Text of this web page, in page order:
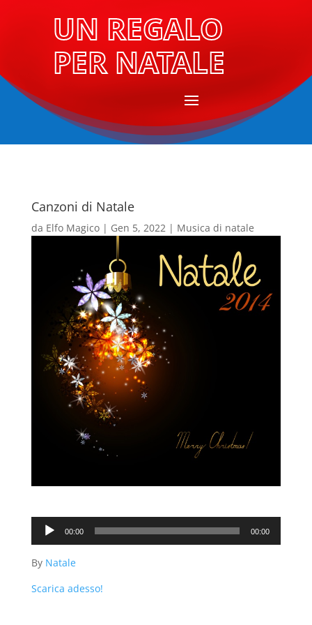
UN REGALO
PER NATALE
Canzoni di Natale
da Elfo Magico| Gen 5, 2022| Musica di natale
Audio
Player
00:00 00:00
By Natale
Scarica adesso!